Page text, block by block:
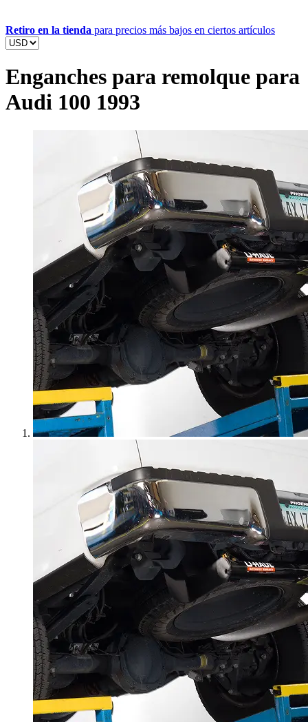
Retiro en la tienda para precios más bajos en ciertos artículos
Enganches para remolque para
Audi 100 1993